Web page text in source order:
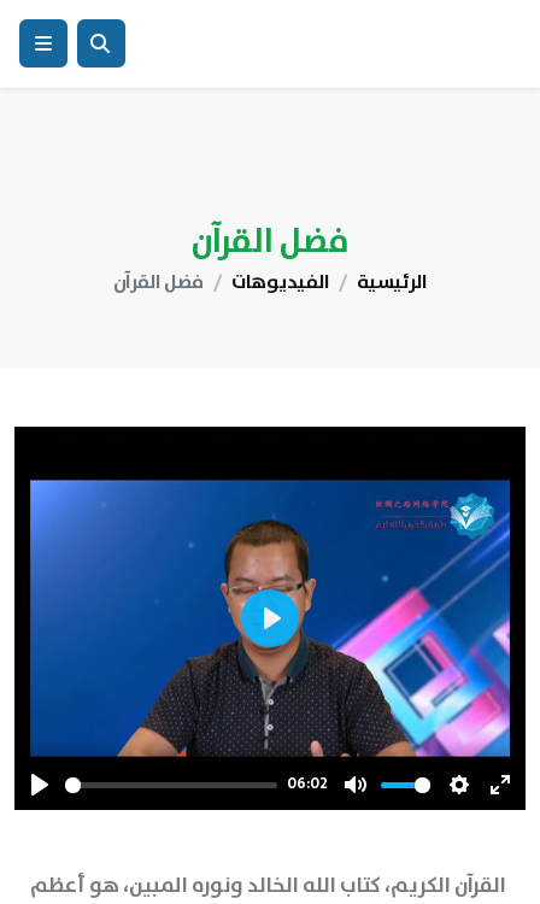
فضل القرآن
الرئيسية الفيديوهات فضل القرآن
Play
06:02
Mute Settings
Play
القرآن الكريم، كتاب الله الخالد ونوره المبين، هو أعظم